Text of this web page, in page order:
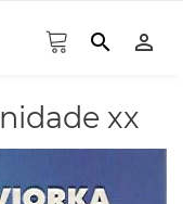
search person_outline
xx